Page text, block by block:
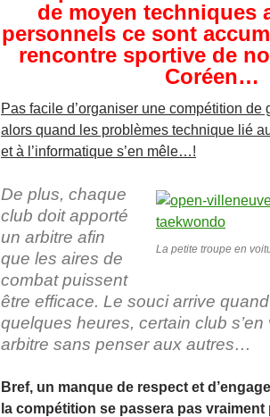
de moyen techniques
personnels ce sont
rencontre sportive de
Coréen…
Pas facile d’organiser une compétition
alors quand les problèmes technique lié
et à l’informatique s’en mêle…!
La petite troupe en
De plus, chaque
club doit apporté
un arbitre afin
que les aires de
combat puissent
être efficace. Le souci arrive
quelques heures, certain club
arbitre sans penser aux autres…
Bref, un manque de respect et
la compétition se passera pas vraiment